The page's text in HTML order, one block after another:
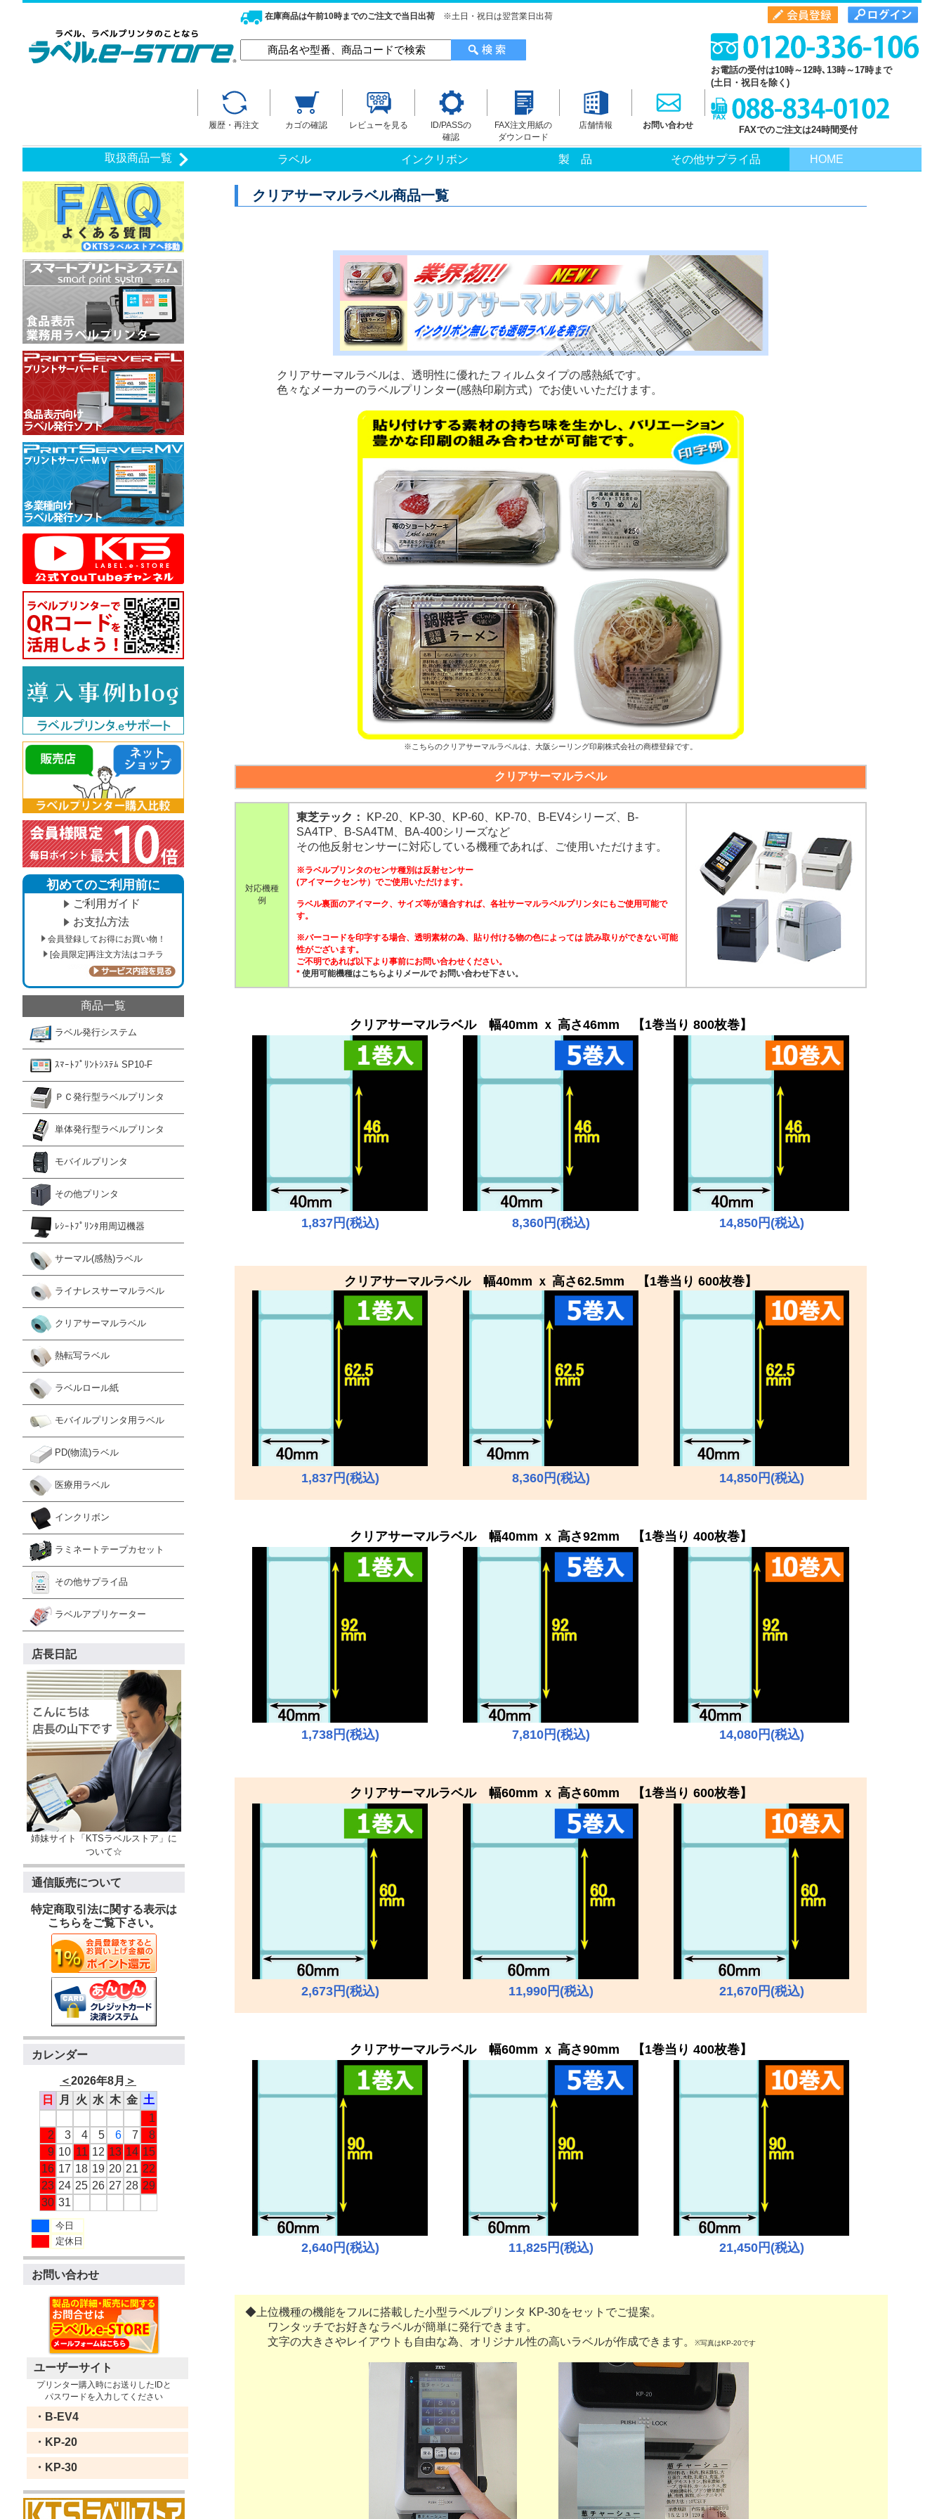
在庫商品は午前10時までのご注文で当日出荷 ※土日・祝日は翌営業日出荷
お電話の受付は10時～12時､13時～17時まで
(土日・祝日を除く)
履歴・再注文 カゴの確認 レビューを見る
ID/PASSの
確認
FAX注文用紙の
ダウンロード
店舗情報 お問い合わせ FAXでのご注文は24時間受付
取扱商品一覧 ラベル インクリボン 製 品 その他サプライ品 HOME
初めてのご利用前に
ご利用ガイド
お支払方法
会員登録してお得にお買い物！
[会員限定]再注文方法はコチラ
商品一覧
ラベル発行システム
ｽﾏｰﾄﾌﾟﾘﾝﾄｼｽﾃﾑ SP10-F
ＰＣ発行型ラベルプリンタ
単体発行型ラベルプリンタ
モバイルプリンタ
その他プリンタ
ﾚｼｰﾄﾌﾟﾘﾝﾀ用周辺機器
サーマル(感熱)ラベル
ライナレスサーマルラベル
クリアサーマルラベル
熱転写ラベル
ラベルロール紙
モバイルプリンタ用ラベル
PD(物流)ラベル
医療用ラベル
インクリボン
ラミネートテープカセット
その他サプライ品
ラベルアプリケーター
店長日記
姉妹サイト「KTSラベルストア」に
ついて☆
通信販売について
特定商取引法に関する表示は
こちらをご覧下さい。
カレンダー
＜2026年8月 ＞
日
月 火 水 木 金 土
1
2
3 4 5 6 7
8
9 10 11 12 13 14 15
16 17 18 19 20 21 22
23 24 25 26 27 28 29
30 31
今日
定休日
お問い合わせ
ユーザーサイト
プリンター購入時にお送りしたIDと
パスワードを入力してください
・B-EV4
・KP-20
・KP-30
クリアサーマルラベル商品一覧
クリアサーマルラベルは、透明性に優れたフィルムタイプの感熱紙です。
色々なメーカーのラベルプリンター(感熱印刷方式）でお使いいただけます。
※こちらのクリアサーマルラベルは、大阪シーリング印刷株式会社の商標登録です。
クリアサーマルラベル
対応機種
例
東芝テック：
KP-20、KP-30、KP-60、KP-70、B-EV4シリーズ、B-
SA4TP、B-SA4TM、BA-400シリーズなど
その他反射センサーに対応している機種であれば、ご使用いただけます。
※ラベルプリンタのセンサ種別は反射センサー
(アイマークセンサ）でご使用いただけます。
ラベル裏面のアイマーク、サイズ等が適合すれば、各社サーマルラベルプリンタにもご使用可能で
す。
※バーコードを印字する場合、透明素材の為、貼り付ける物の色によっては 読み取りができない可能
性がございます。
ご不明であれば以下より事前にお問い合わせください。
* 使用可能機種はこちらよりメールで お問い合わせ下さい。
クリアサーマルラベル 幅40mm ｘ 高さ46mm 【1巻当り 800枚巻】
1,837円(税込) 8,360円(税込) 14,850円(税込)
クリアサーマルラベル 幅40mm ｘ 高さ62.5mm 【1巻当り 600枚巻】
1,837円(税込) 8,360円(税込) 14,850円(税込)
クリアサーマルラベル 幅40mm ｘ 高さ92mm 【1巻当り 400枚巻】
1,738円(税込) 7,810円(税込) 14,080円(税込)
クリアサーマルラベル 幅60mm ｘ 高さ60mm 【1巻当り 600枚巻】
2,673円(税込) 11,990円(税込) 21,670円(税込)
クリアサーマルラベル 幅60mm ｘ 高さ90mm 【1巻当り 400枚巻】
2,640円(税込) 11,825円(税込) 21,450円(税込)
◆上位機種の機能をフルに搭載した小型ラベルプリンタ KP-30をセットでご提案。
ワンタッチでお好きなラベルが簡単に発行できます。
文字の大きさやレイアウトも自由な為、オリジナル性の高いラベルが作成できます。
※写真はKP-20です